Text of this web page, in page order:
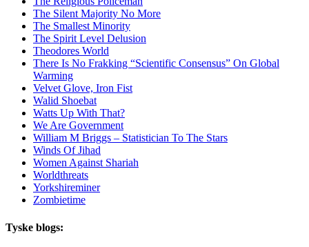
The Silent Majority No More
The Smallest Minority
The Spirit Level Delusion
Theodores World
There Is No Frakking “Scientific Consensus” On Global
Warming
Velvet Glove, Iron Fist
Walid Shoebat
Watts Up With That?
We Are Government
William M Briggs – Statistician To The Stars
Winds Of Jihad
Women Against Shariah
Worldthreats
Yorkshireminer
Zombietime
Tyske blogs: